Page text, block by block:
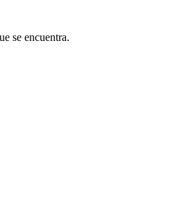
se encuentra.